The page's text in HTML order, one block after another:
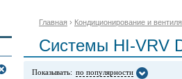
Главная › Кондиционирование и
Системы HI-VRV
Показывать: по популярности